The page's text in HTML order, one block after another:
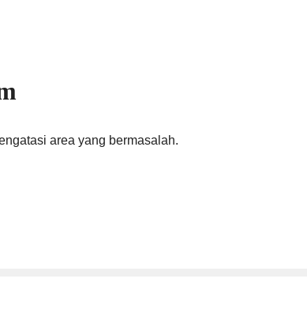
area yang bermasalah.